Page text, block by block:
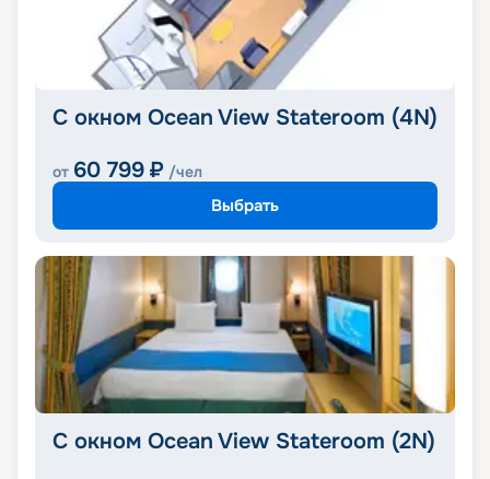
С окном Ocean View Stateroom (4N)
от 60 799 ₽ /чел
Выбрать
С окном Ocean View Stateroom (2N)